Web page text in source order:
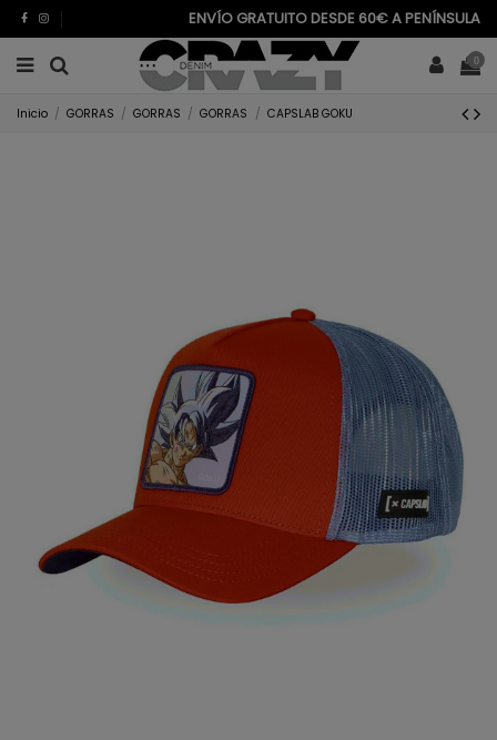
ENVÍO GRATUITO DESDE 60€ A PENÍNSULA
0
Inicio GORRAS GORRAS GORRAS CAPSLAB GOKU